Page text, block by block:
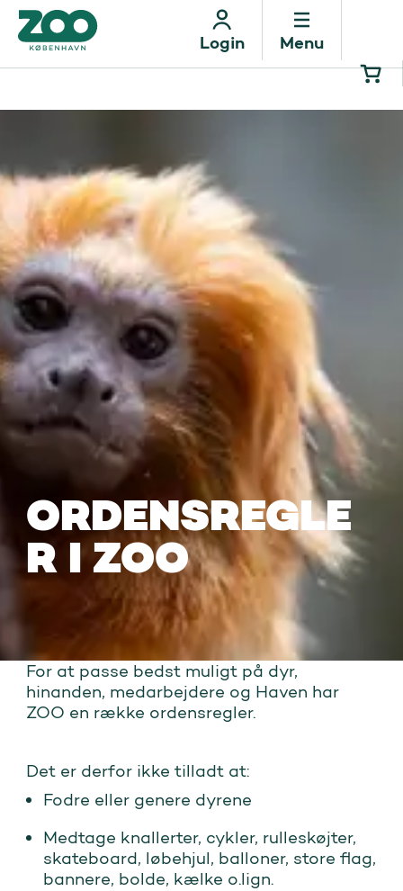
Menu
Login
ORDENSREGLE
R I ZOO
For at passe bedst muligt på dyr,
hinanden, medarbejdere og Haven har
ZOO en række ordensregler.
Det er derfor ikke tilladt at:
Fodre eller genere dyrene
Medtage knallerter, cykler, rulleskøjter,
skateboard, løbehjul, balloner, store flag,
bannere, bolde, kælke o.lign.